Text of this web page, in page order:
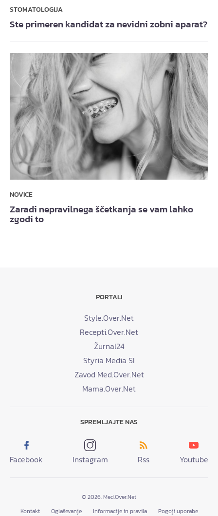
STOMATOLOGIJA
Ste primeren kandidat za nevidni zobni aparat?
NOVICE
Zaradi nepravilnega ščetkanja se vam lahko
zgodi to
PORTALI
Style.Over.Net
Recepti.Over.Net
Žurnal24
Styria Media SI
Zavod Med.Over.Net
Mama.Over.Net
SPREMLJAJTE NAS
Facebook Instagram Rss Youtube
© 2026. Med.Over.Net
Kontakt
Oglaševanje Informacije in pravila Pogoji uporabe